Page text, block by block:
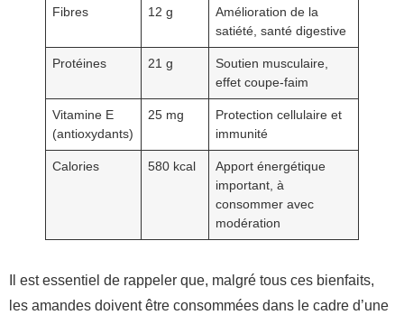
Fibres 12 g
Amélioration de la
satiété, santé digestive
Protéines 21 g
Soutien musculaire,
effet coupe-faim
Vitamine E
(antioxydants)
25 mg
Protection cellulaire et
immunité
Calories 580 kcal
Apport énergétique
important, à
consommer avec
modération
Il est essentiel de rappeler que, malgré tous ces bienfaits,
les amandes doivent être consommées dans le cadre d’une